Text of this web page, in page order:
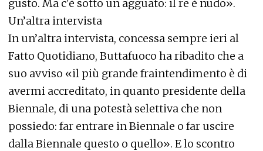
gusto. Ma c'è sotto un agguato: il re è nudo».
Un’altra intervista
In un’altra intervista, concessa sempre ieri al
Fatto Quotidiano, Buttafuoco ha ribadito che a
suo avviso «il più grande fraintendimento è di
avermi accreditato, in quanto presidente della
Biennale, di una potestà selettiva che non
possiedo: far entrare in Biennale o far uscire
dalla Biennale questo o quello». E lo scontro